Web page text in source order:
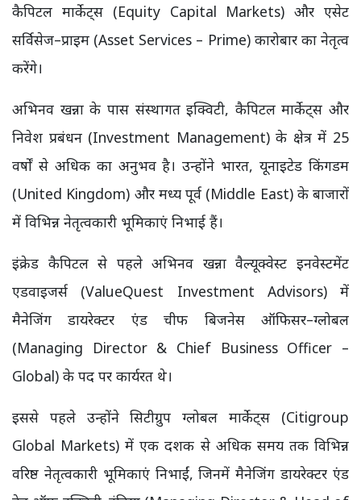
कैपिटल मार्केट्स (Equity Capital Markets) और एसेट
सर्विसेज–प्राइम (Asset Services – Prime) कारोबार का नेतृत्व
करेंगे।
अभिनव खन्ना के पास संस्थागत इक्विटी, कैपिटल मार्केट्स और
निवेश प्रबंधन (Investment Management) के क्षेत्र में 25
वर्षों से अधिक का अनुभव है। उन्होंने भारत, यूनाइटेड किंगडम
(United Kingdom) और मध्य पूर्व (Middle East) के बाजारों
में विभिन्न नेतृत्वकारी भूमिकाएं निभाई हैं।
इंक्रेड कैपिटल से पहले अभिनव खन्ना वैल्यूक्वेस्ट इनवेस्टमेंट
एडवाइजर्स (ValueQuest Investment Advisors) में
मैनेजिंग डायरेक्टर एंड चीफ बिजनेस ऑफिसर–ग्लोबल
(Managing Director & Chief Business Officer –
Global) के पद पर कार्यरत थे।
इससे पहले उन्होंने सिटीग्रुप ग्लोबल मार्केट्स (Citigroup
Global Markets) में एक दशक से अधिक समय तक विभिन्न
वरिष्ठ नेतृत्वकारी भूमिकाएं निभाईं, जिनमें मैनेजिंग डायरेक्टर एंड